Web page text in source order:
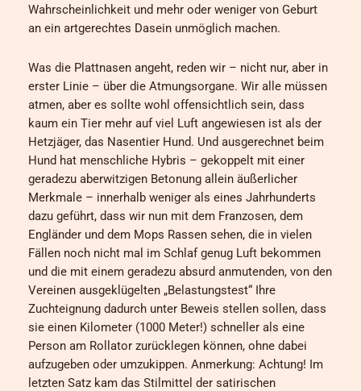
Wahrscheinlichkeit und mehr oder weniger von Geburt
an ein artgerechtes Dasein unmöglich machen.
Was die Plattnasen angeht, reden wir – nicht nur, aber in
erster Linie – über die Atmungsorgane. Wir alle müssen
atmen, aber es sollte wohl offensichtlich sein, dass
kaum ein Tier mehr auf viel Luft angewiesen ist als der
Hetzjäger, das Nasentier Hund. Und ausgerechnet beim
Hund hat menschliche Hybris – gekoppelt mit einer
geradezu aberwitzigen Betonung allein äußerlicher
Merkmale – innerhalb weniger als eines Jahrhunderts
dazu geführt, dass wir nun mit dem Franzosen, dem
Engländer und dem Mops Rassen sehen, die in vielen
Fällen noch nicht mal im Schlaf genug Luft bekommen
und die mit einem geradezu absurd anmutenden, von den
Vereinen ausgeklügelten „Belastungstest“ Ihre
Zuchteignung dadurch unter Beweis stellen sollen, dass
sie einen Kilometer (1000 Meter!) schneller als eine
Person am Rollator zurücklegen können, ohne dabei
aufzugeben oder umzukippen. Anmerkung: Achtung! Im
letzten Satz kam das Stilmittel der satirischen